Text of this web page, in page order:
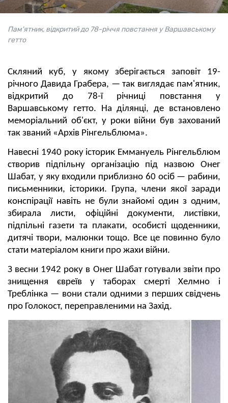
Пам'ятник, відкритий до 78-річчя повстання у Варшавському
гетто
Скляний куб, у якому зберігається заповіт 19-
річного Давида Грабера, — так виглядає пам'ятник,
відкритий до 78-ї річниці повстання у
Варшавському гетто. На ділянці, де встановлено
меморіальний об'єкт, у роки війни був захований
так званий «Архів Рінгельблюма».
Навесні 1940 року історик Еммануель Рінгельблюм
створив підпільну організацію під назвою Онег
Шабат, у яку входили приблизно 60 осіб — рабини,
письменники, історики. Група, члени якої заради
конспірації навіть не були знайомі один з одним,
збирала листи, офіційні документи, листівки,
підпільні газети та плакати, особисті щоденники,
дитячі твори, малюнки тощо. Все це повинно було
стати матеріалом книги про жахи війни.
З весни 1942 року в Онег Шабат готували звіти про
знищення євреїв у таборах смерті Хелмно і
Треблінка — вони стали одними з перших свідчень
про Голокост, переправленими на Захід.